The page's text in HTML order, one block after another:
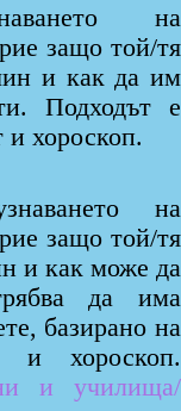
на
защо той/тя
и как да им
Подходът е
и хороскоп.
на
защо той/тя
и как може да
да има
базирано на
и хороскоп.
и училища/